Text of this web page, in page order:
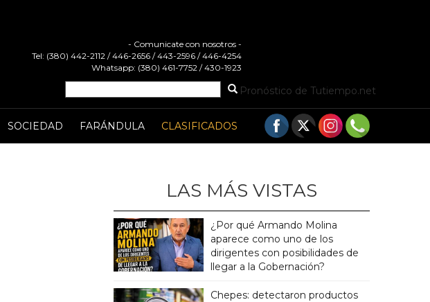
- Comunicate con nosotros -
Tel: (380) 442-2112 / 446-2656 / 443-2596 / 446-4254
Whatsapp: (380) 461-7752 / 430-1923
Pronóstico de Tutiempo.net
SOCIEDAD FARÁNDULA CLASIFICADOS
LAS MÁS VISTAS
¿Por qué Armando Molina
aparece como uno de los
dirigentes con posibilidades de
llegar a la Gobernación?
Chepes: detectaron productos